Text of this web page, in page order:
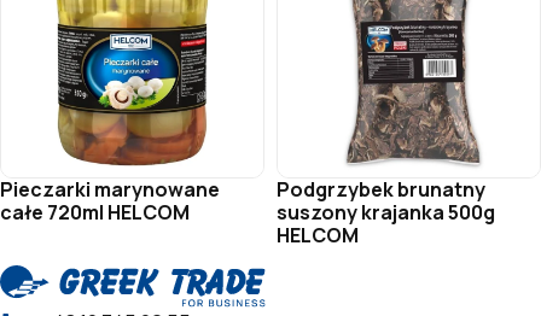
Pieczarki marynowane
całe 720ml HELCOM
Podgrzybek brunatny
suszony krajanka 500g
HELCOM